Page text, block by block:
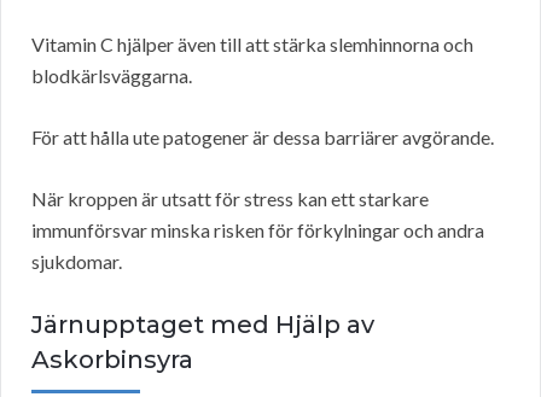
Vitamin C hjälper även till att stärka slemhinnorna och
blodkärlsväggarna.
För att hålla ute patogener är dessa barriärer avgörande.
När kroppen är utsatt för stress kan ett starkare
immunförsvar minska risken för förkylningar och andra
sjukdomar.
Järnupptaget med Hjälp av
Askorbinsyra